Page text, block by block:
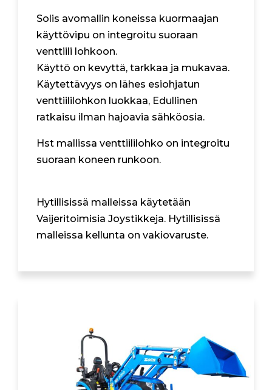
Solis avomallin koneissa kuormaajan
käyttövipu on integroitu suoraan
venttiili lohkoon.
Käyttö on kevyttä, tarkkaa ja mukavaa.
Käytettävyys on lähes esiohjatun
venttiililohkon luokkaa, Edullinen
ratkaisu ilman hajoavia sähköosia.
Hst mallissa venttiililohko on integroitu
suoraan koneen runkoon.
Hytillisissä malleissa käytetään
Vaijeritoimisia Joystikkeja. Hytillisissä
malleissa kellunta on vakiovaruste.